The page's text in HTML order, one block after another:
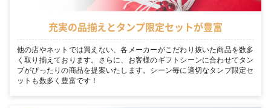
充実の品揃えとタンプ限定セットが豊富
他の店やネットでは買えない、各メーカーがこだわり抜いた商品を数多
く取り揃えております。さらに、お客様のギフトシーンに合わせてタン
プがぴったりの商品を提案いたします。シーン毎に適切なタンプ限定セ
ットも数多く豊富です！